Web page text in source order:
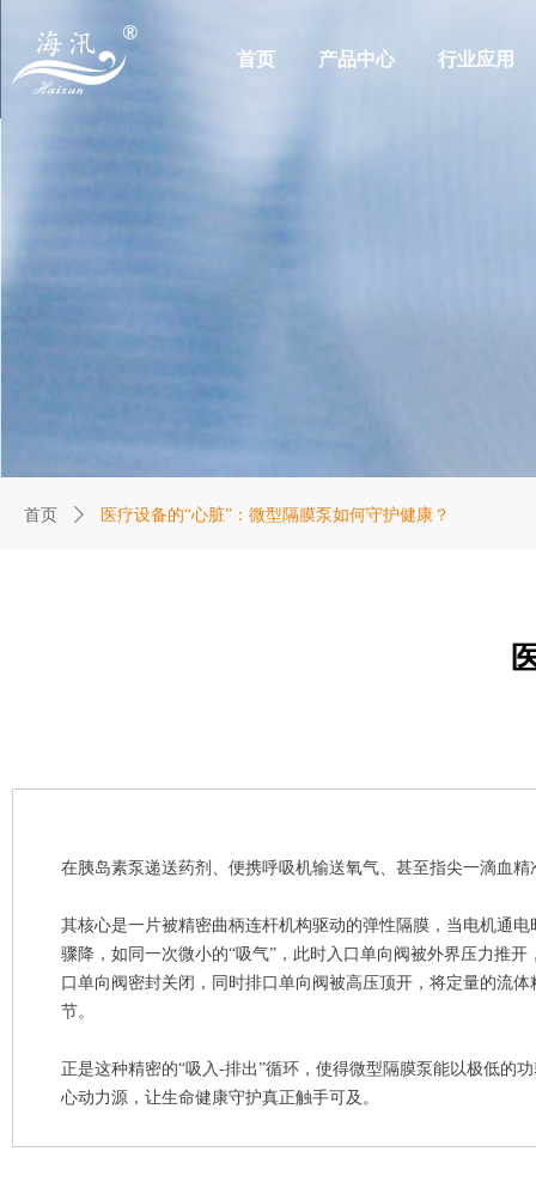
首页 产品中心 行业应用
在胰岛素泵递送药剂、便携呼吸机输送氧气、甚至指尖一滴血
其核心是一片被精密曲柄连杆机构驱动的弹性隔膜，当电机通
骤降，如同一次微小的“吸气”，此时入口单向阀被外界压力推
口单向阀密封关闭，同时排口单向阀被高压顶开，将定量的流
节。
正是这种精密的“吸入-排出”循环，使得微型隔膜泵能以极低的
心动力源，让生命健康守护真正触手可及。
首页 ꄲ 医疗设备的“心脏”：微型隔膜泵如何守护健康？